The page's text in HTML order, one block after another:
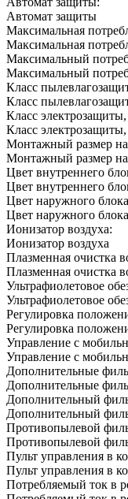
Автомат защиты
Максимальная
Максимальная
Максимальный
Максимальный
Класс
Класс
Класс
Класс
Монтажный размер
Монтажный размер
Цвет внутреннего
Цвет внутреннего
Цвет наружного
Цвет наружного блока
Ионизатор воздуха:
Ионизатор воздуха
Плазменная очистка
Плазменная очистка
Ультрафиолетовое
Ультрафиолетовое
Регулировка
Регулировка
Управление c
Управление c
Дополнительные
Дополнительные
Дополнительный
Дополнительный
Противопылевой
Противопылевой
Пульт управления в
Пульт управления в
Потребляемый ток в